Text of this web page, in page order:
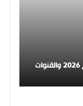
موعد مباراة إنجلترا وكرواتيا في كأس العالم 2026 والقنوات